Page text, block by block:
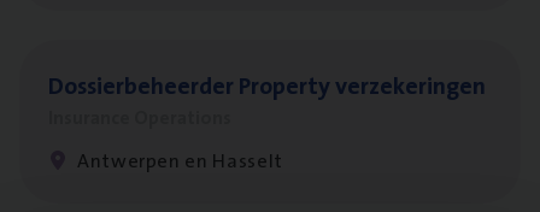
Dos­sier­be­heer­der Pro­per­ty verzekeringen
Antwerpen en Hasselt